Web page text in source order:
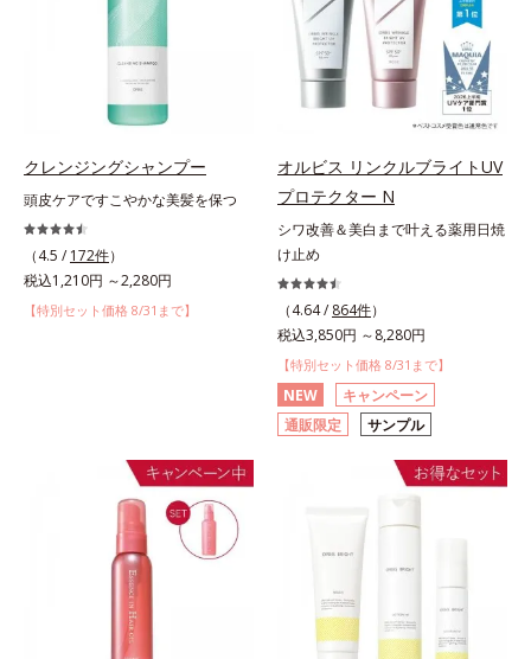
クレンジングシャンプー
頭皮ケアですこやかな美髪を保つ
（4.5 / 172件）
税込1,210円 ～2,280円
【特別セット価格 8/31まで】
オルビス リンクルブライトUV
プロテクター N
シワ改善＆美白まで叶える薬用日焼
け止め
（4.64 / 864件）
税込3,850円 ～8,280円
【特別セット価格 8/31まで】
NEW
キャンペーン
通販限定
サンプル